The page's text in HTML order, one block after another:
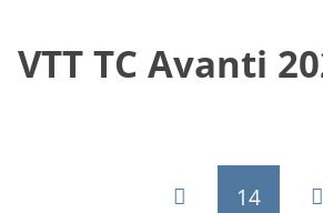
VTT TC Avanti
14